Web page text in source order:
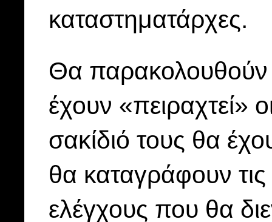
καταστηματάρχες.
Θα παρακολουθούν
έχουν «πειραχτεί»
σακίδιό τους θα
θα καταγράφουν
ελέγχους που θα